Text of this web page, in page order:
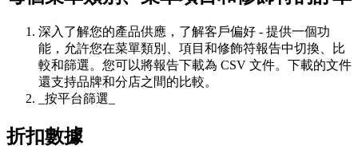
深入了解您的產品供應，了解客戶偏好 - 提供一個功
能，允許您在菜單類別、項目和修飾符報告中切換、比
較和篩選。您可以將報告下載為 CSV 文件。下載的文件
還支持品牌和分店之間的比較。
_按平台篩選_
折扣數據